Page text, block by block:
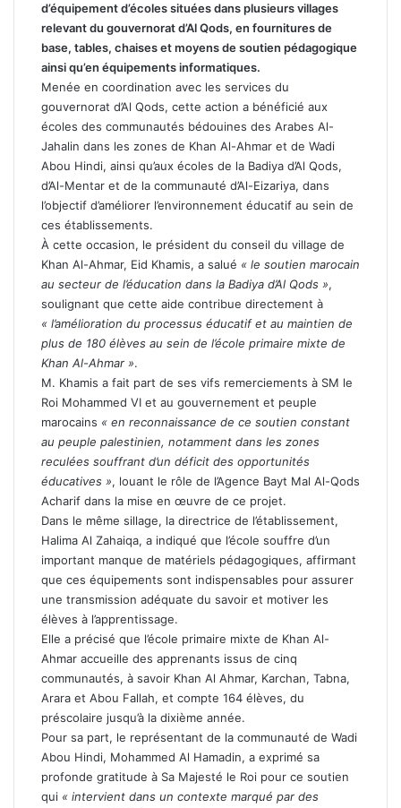
d’équipement d’écoles situées dans plusieurs villages
relevant du gouvernorat d’Al Qods, en fournitures de
base, tables, chaises et moyens de soutien pédagogique
ainsi qu’en équipements informatiques.
Menée en coordination avec les services du
gouvernorat d’Al Qods, cette action a bénéficié aux
écoles des communautés bédouines des Arabes Al-
Jahalin dans les zones de Khan Al-Ahmar et de Wadi
Abou Hindi, ainsi qu’aux écoles de la Badiya d’Al Qods,
d’Al-Mentar et de la communauté d’Al-Eizariya, dans
l’objectif d’améliorer l’environnement éducatif au sein de
ces établissements.
À cette occasion, le président du conseil du village de
Khan Al-Ahmar, Eid Khamis, a salué « le soutien marocain
au secteur de l’éducation dans la Badiya d’Al Qods »,
soulignant que cette aide contribue directement à
« l’amélioration du processus éducatif et au maintien de
plus de 180 élèves au sein de l’école primaire mixte de
Khan Al-Ahmar ».
M. Khamis a fait part de ses vifs remerciements à SM le
Roi Mohammed VI et au gouvernement et peuple
marocains « en reconnaissance de ce soutien constant
au peuple palestinien, notamment dans les zones
reculées souffrant d’un déficit des opportunités
éducatives », louant le rôle de l’Agence Bayt Mal Al-Qods
Acharif dans la mise en œuvre de ce projet.
Dans le même sillage, la directrice de l’établissement,
Halima Al Zahaiqa, a indiqué que l’école souffre d’un
important manque de matériels pédagogiques, affirmant
que ces équipements sont indispensables pour assurer
une transmission adéquate du savoir et motiver les
élèves à l’apprentissage.
Elle a précisé que l’école primaire mixte de Khan Al-
Ahmar accueille des apprenants issus de cinq
communautés, à savoir Khan Al Ahmar, Karchan, Tabna,
Arara et Abou Fallah, et compte 164 élèves, du
préscolaire jusqu’à la dixième année.
Pour sa part, le représentant de la communauté de Wadi
Abou Hindi, Mohammed Al Hamadin, a exprimé sa
profonde gratitude à Sa Majesté le Roi pour ce soutien
qui « intervient dans un contexte marqué par des